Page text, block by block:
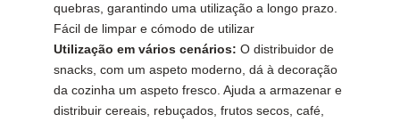
quebras, garantindo uma utilização a longo prazo.
Fácil de limpar e cómodo de utilizar
Utilização em vários cenários:O distribuidor de
snacks, com um aspeto moderno, dá à decoração
da cozinha um aspeto fresco. Ajuda a armazenar e
distribuir cereais, rebuçados, frutos secos, café,